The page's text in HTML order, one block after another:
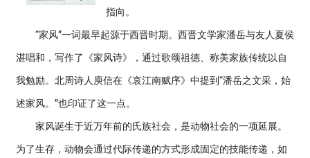
指向。
“家风”一词最早起源于西晋时期。西晋文学家潘岳与友人夏侯
湛唱和，写作了《家风诗》，通过歌颂祖德、称美家族传统以自
我勉励。北周诗人庾信在《哀江南赋序》中提到“潘岳之文采，始
述家风。”也印证了这一点。
家风诞生于近万年前的氏族社会，是动物社会的一项延展。
为了生存，动物会通过代际传递的方式形成固定的技能传递，如